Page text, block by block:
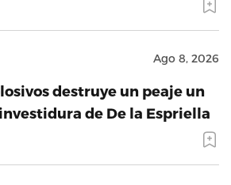
Ago 8, 2026
destruye un peaje un
de De la Espriella